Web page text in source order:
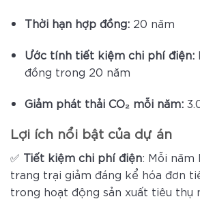
Thời hạn hợp đồng:20 năm
Ước tính tiết kiệm chi phí điện:
đồng trong 20 năm
Giảm phát thải CO₂ mỗi năm:
Lợi ích nổi bật của dự án
✅ Tiết kiệm chi phí điện: Mỗi năm
trang trại giảm đáng kể hóa đơn
trong hoạt động sản xuất tiêu thụ